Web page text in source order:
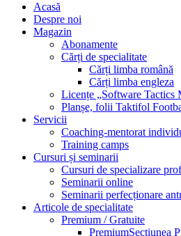
Acasă
Despre noi
Magazin
Abonamente
Cărți de specialitate
Cărți limba română
Cărți limba engleza
Licențe „Software Tactics
Planșe, folii Taktifol
Servicii
Coaching-mentorat
Training camps
Cursuri și seminarii
Cursuri de specializare
Seminarii online
Seminarii perfecționare
Articole de specialitate
Premium / Gratuite
PremiumSecțiunea